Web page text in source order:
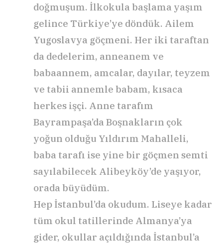
doğmuşum. İlkokula başlama yaşım
gelince Türkiye’ye döndük. Ailem
Yugoslavya göçmeni. Her iki taraftan
da dedelerim, anneanem ve
babaannem, amcalar, dayılar, teyzem
ve tabii annemle babam, kısaca
herkes işçi. Anne tarafım
Bayrampaşa’da Boşnakların çok
yoğun olduğu Yıldırım Mahalleli,
baba tarafı ise yine bir göçmen semti
sayılabilecek Alibeyköy’de yaşıyor,
orada büyüdüm.
Hep İstanbul’da okudum. Liseye kadar
tüm okul tatillerinde Almanya’ya
gider, okullar açıldığında İstanbul’a